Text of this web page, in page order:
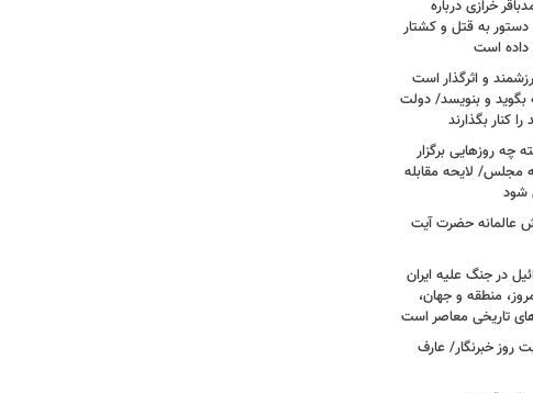
خرازی درباره
به قتل و کشتار
داده است
و اثرگذار است
بگوید و بنویسد/ دولت
کنار بگذارند
روزهایی برگزار
لایحه مقابله
شود
عالمانه حضرت آیت
در جنگ علیه ایران
منطقه و جهان،
تاریخی معاصر است
روز خبرنگار/ عارف